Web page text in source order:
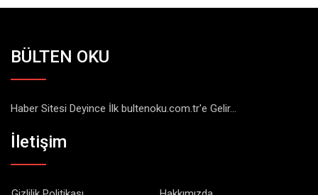
BÜLTEN OKU
Haber Sitesi Deyince İlk bultenoku.com.tr'e Gelir...
İletişim